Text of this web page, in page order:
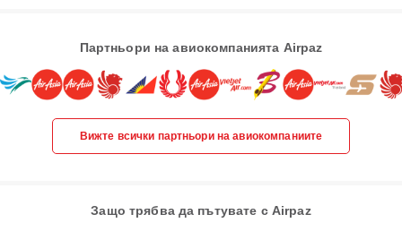
Партньори на авиокомпанията Airpaz
Вижте всички партньори на авиокомпаниите
Защо трябва да пътувате с Airpaz